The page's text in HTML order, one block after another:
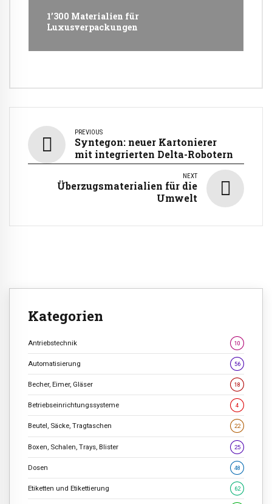
1’300 Materialien für
Luxusverpackungen
PREVIOUS
Syntegon: neuer Kartonierer
mit integrierten Delta-Robotern
NEXT
Überzugsmaterialien für die
Umwelt
Kategorien
Antriebstechnik 10
Automatisierung 56
Becher, Eimer, Gläser 18
Betriebseinrichtungssysteme 4
Beutel, Säcke, Tragtaschen 22
Boxen, Schalen, Trays, Blister 25
Dosen 48
Etiketten und Etikettierung 62